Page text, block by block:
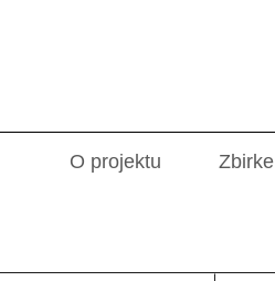
O projektu Zbirke